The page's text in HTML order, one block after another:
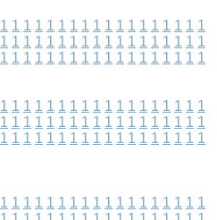
1 1 1 1 1 1 1 1 1 1 1 1 1 1 1 1 1 1
1 1 1 1 1 1 1 1 1 1 1 1 1 1 1 1 1 1
1 1 1 1 1 1 1 1 1 1 1 1 1 1 1 1 1 1
1 1 1 1 1 1 1 1 1 1 1 1 1 1 1 1 1 1
1 1 1 1 1 1 1 1 1 1 1 1 1 1 1 1 1 1
1 1 1 1 1 1 1 1 1 1 1 1 1 1 1 1 1 1
1 1 1 1 1 1 1 1 1 1 1 1 1 1 1 1 1 1